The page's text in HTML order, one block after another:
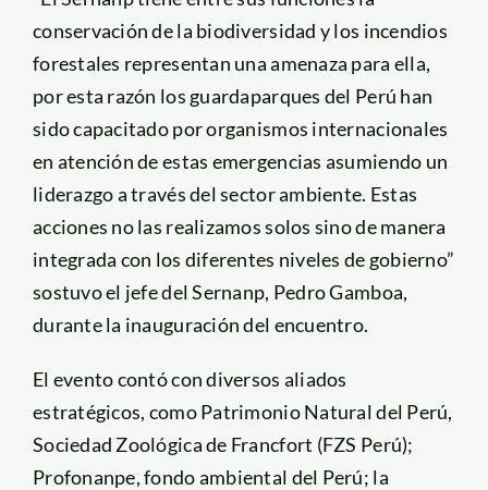
conservación de la biodiversidad y los incendios
forestales representan una amenaza para ella,
por esta razón los guardaparques del Perú han
sido capacitado por organismos internacionales
en atención de estas emergencias asumiendo un
liderazgo a través del sector ambiente. Estas
acciones no las realizamos solos sino de manera
integrada con los diferentes niveles de gobierno”
sostuvo el jefe del Sernanp, Pedro Gamboa,
durante la inauguración del encuentro.
El evento contó con diversos aliados
estratégicos, como Patrimonio Natural del Perú,
Sociedad Zoológica de Francfort (FZS Perú);
Profonanpe, fondo ambiental del Perú; la